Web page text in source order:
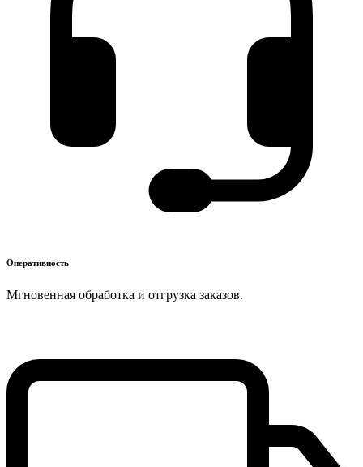
Оперативность
Мгновенная обработка и отгрузка заказов.